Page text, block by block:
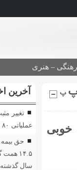
– هنری
خوبی
آخرین
تغییر
عملیاتی ۸۰ درصد رشد کرد
حق بیمه
سال گذشته